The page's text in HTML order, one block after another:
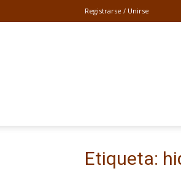
Registrarse / Unirse
Etiqueta: